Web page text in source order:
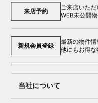
来店予約
ご来店いただ
WEB未公開
新規会員登録
最新の物件情
他にもお得な
当社について